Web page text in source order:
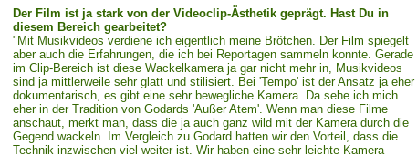
Der Film ist ja stark von der Videoclip-Ästhetik geprägt. Hast Du in
diesem Bereich gearbeitet?
"Mit Musikvideos verdiene ich eigentlich meine Brötchen. Der Film spiegelt
aber auch die Erfahrungen, die ich bei Reportagen sammeln konnte. Gerade
im Clip-Bereich ist diese Wackelkamera ja gar nicht mehr in, Musikvideos
sind ja mittlerweile sehr glatt und stilisiert. Bei 'Tempo' ist der Ansatz ja eher
dokumentarisch, es gibt eine sehr bewegliche Kamera. Da sehe ich mich
eher in der Tradition von Godards 'Außer Atem'. Wenn man diese Filme
anschaut, merkt man, dass die ja auch ganz wild mit der Kamera durch die
Gegend wackeln. Im Vergleich zu Godard hatten wir den Vorteil, dass die
Technik inzwischen viel weiter ist. Wir haben eine sehr leichte Kamera